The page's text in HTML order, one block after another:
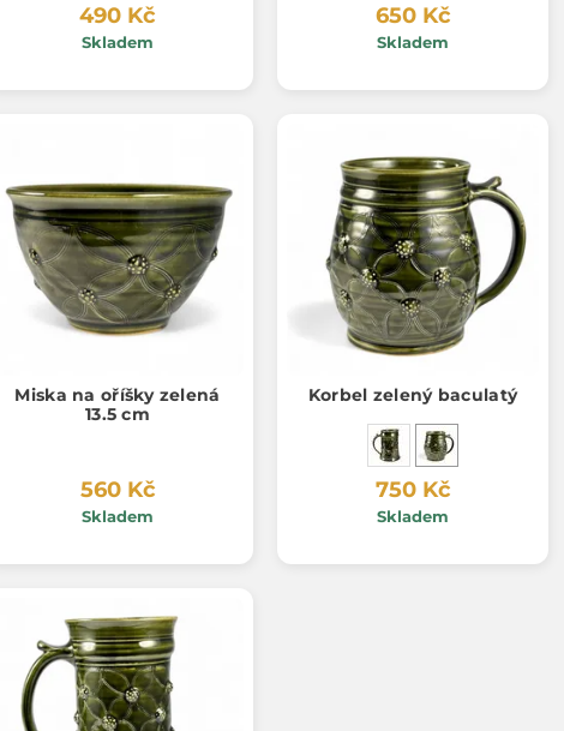
490 Kč
Skladem
650 Kč
Skladem
Miska na oříšky zelená
13.5 cm
560 Kč
Skladem
Korbel zelený baculatý
750 Kč
Skladem